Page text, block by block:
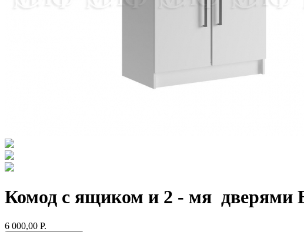
Комод с ящиком и 2 - мя дверями
6 000,00 Р.